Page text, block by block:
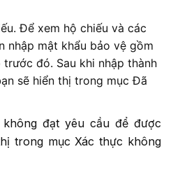
Để xem hộ chiếu và các
nhập mật khẩu bảo vệ gồm
đó. Sau khi nhập thành
sẽ hiển thị trong mục Đã
đạt yêu cầu để được
trong mục Xác thực không